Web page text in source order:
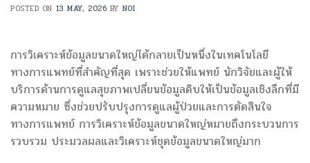
POSTED ON 13 MAY, 2026 BY NOI
การวิเคราะห์ข้อมูลขนาดใหญ่ได้กลายเป็นหนึ่งในเทคโนโลยี
ทางการแพทย์ที่สำคัญที่สุด เพราะช่วยให้แพทย์ นักวิจัยและผู้ให้
บริการด้านการดูแลสุขภาพเปลี่ยนข้อมูลดิบให้เป็นข้อมูลเชิงลึกที่มี
ความหมาย ซึ่งช่วยปรับปรุงการดูแลผู้ป่วยและการตัดสินใจ
ทางการแพทย์ การวิเคราะห์ข้อมูลขนาดใหญ่หมายถึงกระบวนการ
รวบรวม ประมวลผลและวิเคราะห์ชุดข้อมูลขนาดใหญ่มาก